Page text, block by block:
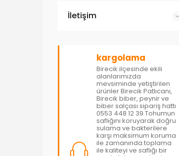
İletişim
kargolama
Birecik ilçesinde ekili
alanlarımızda
mevsiminde yetiştirilen
ürünler Birecik Patlıcanı,
Birecik biber, peynir ve
biber salçası sipariş hattı
0553 448 12 39 Tohumun
saflığını koruyarak doğru
sulama ve bakterilere
karşı maksimum koruma
ile zamanında toplama
ile kaliteyi ve saflığı bir